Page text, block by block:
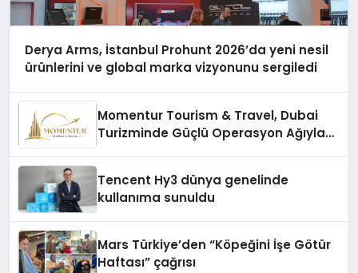
Derya Arms, İstanbul Prohunt 2026’da yeni nesil
ürünlerini ve global marka vizyonunu sergiledi
Momentur Tourism & Travel, Dubai
Turizminde Güçlü Operasyon Ağıyla
Tencent Hy3 dünya genelinde
kullanıma sunuldu
Mars Türkiye’den “Köpeğini İşe Götür
Haftası” çağrısı